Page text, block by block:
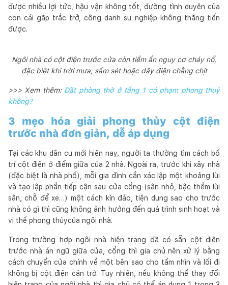
được nhiều lợi tức, hậu vận không tốt, đường tình duyên của
con cái gặp trắc trở, công danh sự nghiệp không thăng tiến
được.
Ngôi nhà có cột điện trước cửa còn tiềm ẩn nguy cơ cháy nổ,
đặc biệt khi trời mưa, sấm sét hoặc dây điện chằng chịt
>>> Xem thêm: Đặt phòng thờ ở tầng 1 có phạm phong thuỷ
không?
3 mẹo hóa giải phong thủy cột điện
trước nhà đơn giản, dễ áp dụng
Tại các khu dân cư mới hiện nay, người ta thường tìm cách bố
trí cột điện ở điểm giữa của 2 nhà. Ngoài ra, trước khi xây nhà
(đặc biệt là nhà phố), mỗi gia đình cần xác lập một khoảng lùi
và tạo lập phần tiếp cận sau cửa cổng (sân nhỏ, bậc thềm lùi
sân, chỗ để xe…) một cách kín đáo, tiện dụng sao cho trước
nhà có gì thì cũng không ảnh hưởng đến quá trình sinh hoạt và
vị thế phong thủycủa ngôi nhà.
Trong trường hợp ngôi nhà hiện trạng đã có sẵn cột điện
trước nhà án ngữ giữa cửa, cổng thì gia chủ nên xử lý bằng
cách chuyển cửa chính về một bên sao cho tầm nhìn và lối đi
không bị cột điện cản trở. Tuy nhiên, nếu không thể thay đổi